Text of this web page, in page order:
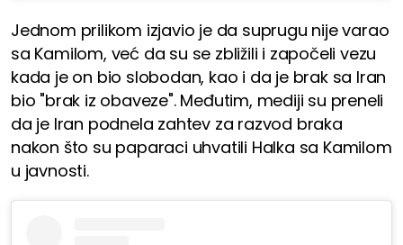
Jednom prilikom izjavio je da suprugu nije varao
sa Kamilom, već da su se zbližili i započeli vezu
kada je on bio slobodan, kao i da je brak sa Iran
bio "brak iz obaveze". Međutim, mediji su preneli
da je Iran podnela zahtev za razvod braka
nakon što su paparaci uhvatili Halka sa Kamilom
u javnosti.